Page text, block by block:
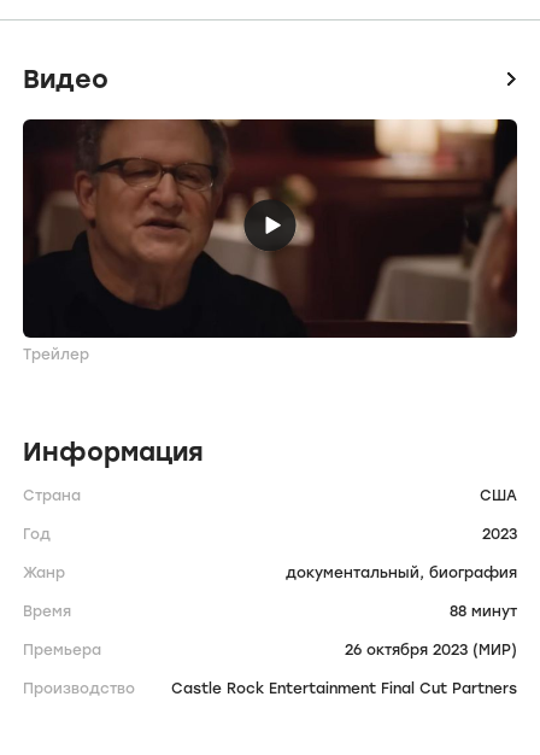
Видео icon
Трейлер
Информация
Страна США
Год 2023
Жанр документальный, биография
Время 88 минут
Премьера 26 октября 2023 (МИР)
Производство Castle Rock Entertainment Final Cut Partners